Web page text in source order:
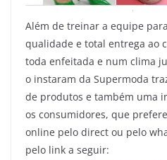
Além de treinar a equipe
qualidade e total entrega ao
toda enfeitada e num clima
o instaram da Supermoda
de produtos e também uma
os consumidores, que
online pelo direct ou pelo
pelo link a seguir: